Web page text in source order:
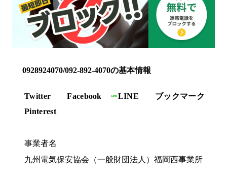
0928924070/092-892-4070の基本情報
Twitter Facebook LINE
ブックマーク
Pinterest
事業者名
九州電気保安協会（一般財団法人）福岡西事業所